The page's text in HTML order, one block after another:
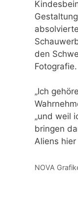
den
Fotografie.
„Ich
„und weil
bringen
Aliens
Kategorien
NOVA